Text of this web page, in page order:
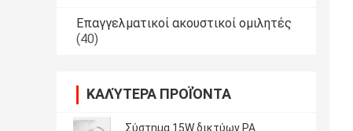
Επαγγελματικοί ακουστικοί ομιλητές
(40)
ΚΑΛΎΤΕΡΑ ΠΡΟΪΌΝΤΑ
Σύστημα 15W δικτύων PA